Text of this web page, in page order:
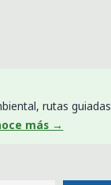
rutas
más →